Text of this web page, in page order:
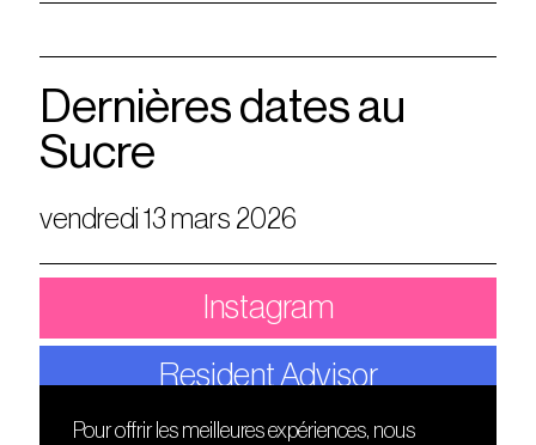
Dernières dates au
Sucre
vendredi 13 mars 2026
Instagram
Resident Advisor
Pour offrir les meilleures expériences, nous